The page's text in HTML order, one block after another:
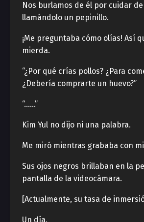
Nos burlamos de él por cuidar
llamándolo un pepinillo.
¡Me preguntaba cómo olías! Así
mierda.
“¿Por qué crías pollos? ¿Para
¿Debería comprarte un huevo?”
“……”
Kim Yul no dijo ni una palabra.
Me miró mientras grababa con
Sus ojos negros brillaban en la
pantalla de la videocámara.
[Actualmente, su tasa de
Un día.